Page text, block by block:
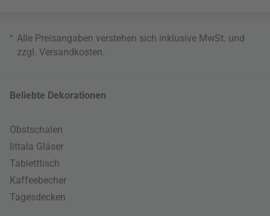
* Alle Preisangaben verstehen sich inklusive MwSt. und
zzgl. Versandkosten.
Beliebte Dekorationen
Obstschalen
Iittala Gläser
Tabletttisch
Kaffeebecher
Tagesdecken